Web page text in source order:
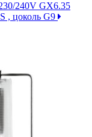
240V GX6.35
, цоколь G9